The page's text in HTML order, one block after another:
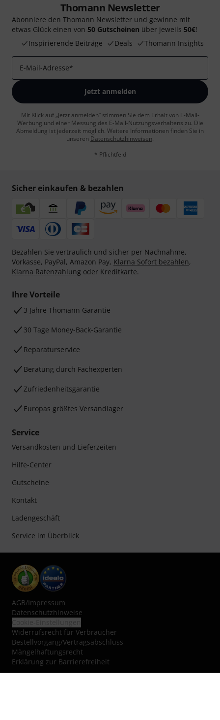
Thomann Newsletter
Abonniere den Thomann Newsletter und gewinne mit
etwas Glück einen von 50 Gutscheinen über jeweils 50€!
Inspirierende Beiträge
Deals Thomann Insights
E-Mail-Adresse*
Jetzt anmelden
Mit Klick auf „Jetzt anmelden“ stimmen Sie dem Erhalt von E-Mail-
Werbung und einer Messung des E-Mail-Nutzungsverhaltens zu. Die
Abmeldung ist jederzeit möglich. Weitere Informationen finden Sie in
unseren Datenschutzhinweisen.
* Pflichtfeld
Sicher einkaufen & bezahlen
Bezahlen Sie vertraulich und sicher per Nachnahme,
Vorkasse, PayPal, Amazon Pay, Klarna Sofort bezahlen,
Klarna Ratenzahlung oder Kreditkarte.
Ihre Vorteile
3 Jahre Thomann Garantie
30 Tage Money-Back-Garantie
Reparaturservice
Beratung durch Fachexperten
Zufriedenheitsgarantie
Europas größtes Versandlager
Service
Versandkosten und Lieferzeiten
Hilfe-Center
Gutscheine
Kontakt
Ladengeschäft
Service im Überblick
AGB/Impressum
Datenschutzhinweise
Widerrufsrecht für Verbraucher
Bestellvorgang/Vertragsabschluss
Mängelhaftungsrecht
Erklärung zur Barrierefreiheit